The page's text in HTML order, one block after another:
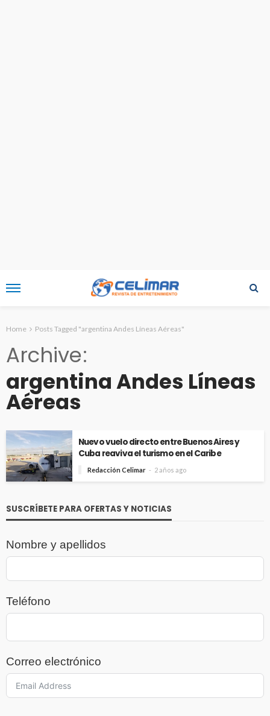
Home Posts Tagged "argentina Andes Líneas Aéreas"
Archive
argentina Andes Líneas
Aéreas
Nuevo vuelo directo entre Buenos Aires y
Cuba reaviva el turismo en el Caribe
Redacción Celimar 2 años ago
SUSCRÍBETE PARA OFERTAS Y NOTICIAS
Nombre y apellidos
Teléfono
Correo electrónico